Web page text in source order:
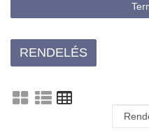
RENDELÉS